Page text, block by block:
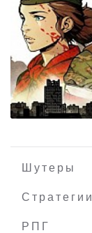
Шутеры
Стратегии
РПГ